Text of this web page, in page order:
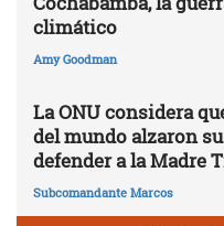
climático
Amy Goodman
La ONU considera
del mundo alzaron
defender a la Madre
Subcomandante Marcos